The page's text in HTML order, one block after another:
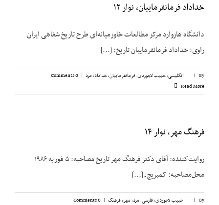
خداداد فرمانفرماییان، نوار ۱۲
دانشگاه هاروارد مرکز مطالعات خاورمیانه‌ای طرح تاریخ شفاهی ایران
راوی: خداداد فرمانفرماییان تاریخ: [...]
By
|
| انگلیسی,حبیب لاجوردی,فرمانفرماییان، خداداد,مرد |
0 Comments
Read More
فرهنگ مهر، نوار ۱۴
روایت‌کننده: آقای دکتر فرهنگ مهر تاریخ مصاحبه: ۵ فوریه ۱۹۸۶
محل‌مصاحبه: کمبریج ـ [...]
By
|
| حبیب لاجوردی,فارسی,مرد,مهر، فرهنگ |
0 Comments